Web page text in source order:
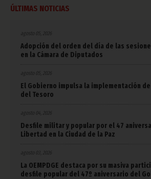
ÚLTIMAS NOTICIAS
agosto 05, 2026
Adopción del orden del día de las
en la Cámara de Diputados
agosto 05, 2026
El Gobierno impulsa la implementación de
del Tesoro
agosto 04, 2026
Desfile militar y popular por el 47
Libertad en la Ciudad de la Paz
agosto 03, 2026
La OEMPDGE destaca por su masiva
desfile popular del 47º aniversario del